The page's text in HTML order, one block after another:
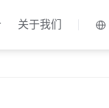
关于我们